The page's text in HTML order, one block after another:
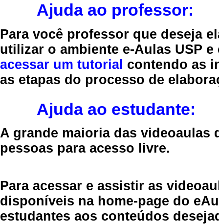
Ajuda ao professor:
Para você professor que deseja
utilizar o ambiente e-Aulas USP
acessar um tutorial contendo as
as etapas do processo de
Ajuda ao estudante:
A grande maioria das videoaulas
pessoas para acesso livre.
Para acessar e assistir as
disponíveis na home-page do
estudantes aos conteúdos